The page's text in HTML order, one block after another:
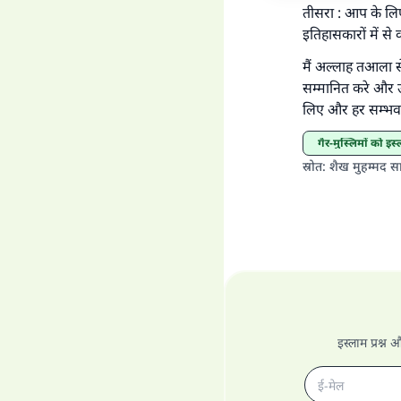
तीसरा : आप के
इतिहासकारों में
मैं अल्लाह तआला
सम्मानित करे और
लिए और हर सम्भव
गैर-मुस्लिमों को
स्रोत: शैख मुहम्मद
इस्लाम